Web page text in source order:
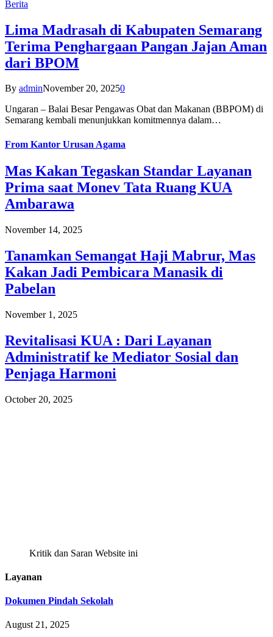
Berita
Lima Madrasah di Kabupaten Semarang
Terima Penghargaan Pangan Jajan Aman
dari BPOM
By adminNovember 20, 20250
Ungaran – Balai Besar Pengawas Obat dan Makanan (BBPOM) di
Semarang kembali menunjukkan komitmennya dalam…
From Kantor Urusan Agama
Mas Kakan Tegaskan Standar Layanan
Prima saat Monev Tata Ruang KUA
Ambarawa
November 14, 2025
Tanamkan Semangat Haji Mabrur, Mas
Kakan Jadi Pembicara Manasik di
Pabelan
November 1, 2025
Revitalisasi KUA : Dari Layanan
Administratif ke Mediator Sosial dan
Penjaga Harmoni
October 20, 2025
Kritik dan Saran Website ini
Layanan
Dokumen Pindah Sekolah
August 21, 2025